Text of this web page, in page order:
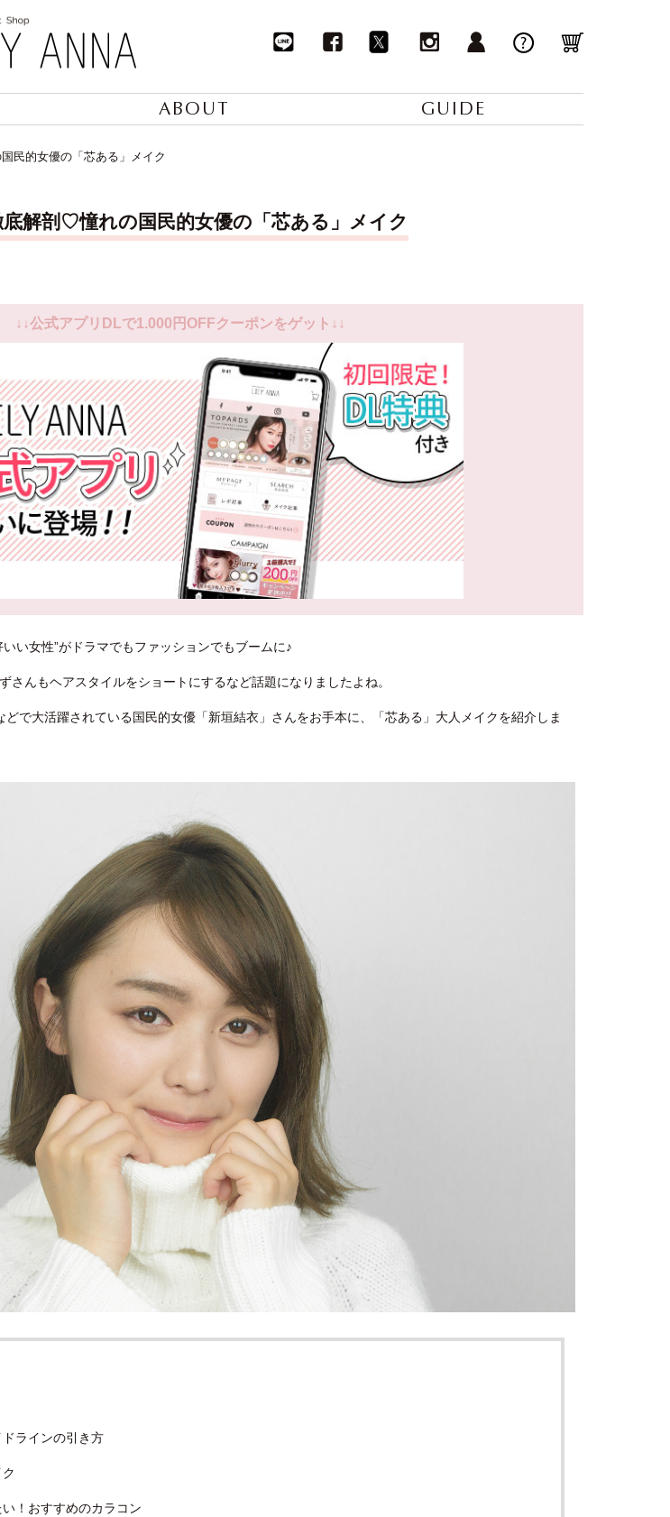
ABOUT GUIDE
民的女優の「芯ある」メイク
解剖♡憧れの国民的女優の「芯ある」メイク
↓↓公式アプリDLで1.000円OFFクーポンをゲット↓↓
い女性”がドラマでもファッションでもブームに♪
さんもヘアスタイルをショートにするなど話題になりましたよね。
で大活躍されている国民的女優「新垣結衣」さんをお手本に、「芯ある」大人メイクを紹介しま
ドラインの引き方
！おすすめのカラコン